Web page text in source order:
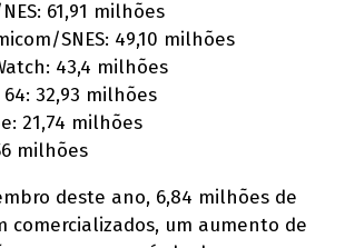
61,91 milhões
SNES: 49,10 milhões
43,4 milhões
32,93 milhões
21,74 milhões
milhões
deste ano, 6,84 milhões de
comercializados, um aumento de